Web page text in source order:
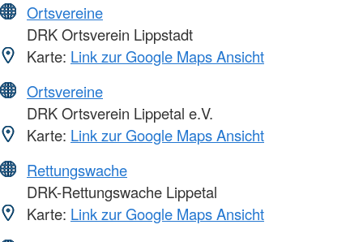
Ortsvereine
DRK Ortsverein Lippstadt
Karte: Link zur Google Maps Ansicht
Ortsvereine
DRK Ortsverein Lippetal e.V.
Karte: Link zur Google Maps Ansicht
Rettungswache
DRK-Rettungswache Lippetal
Karte: Link zur Google Maps Ansicht